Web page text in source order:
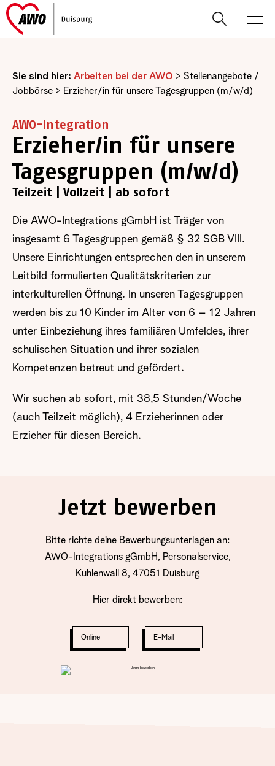
Sie sind hier: Arbeiten bei der AWO > Stellenangebote /
Jobbörse > Erzieher/in für unsere Tagesgruppen (m/w/d)
AWO-Integration
Erzieher/in für unsere
Tagesgruppen (m/w/d)
Teilzeit | Vollzeit | ab sofort
Die AWO-Integrations gGmbH ist Träger von
insgesamt 6 Tagesgruppen gemäß § 32 SGB VIII.
Unsere Einrichtungen entsprechen den in unserem
Leitbild formulierten Qualitätskriterien zur
interkulturellen Öffnung. In unseren Tagesgruppen
werden bis zu 10 Kinder im Alter von 6 – 12 Jahren
unter Einbeziehung ihres familiären Umfeldes, ihrer
schulischen Situation und ihrer sozialen
Kompetenzen betreut und gefördert.
Wir suchen ab sofort, mit 38,5 Stunden/Woche
(auch Teilzeit möglich), 4 Erzieherinnen oder
Erzieher für diesen Bereich.
Jetzt bewerben
Bitte richte deine Bewerbungsunterlagen an:
AWO-Integrations gGmbH, Personalservice,
Kuhlenwall 8, 47051 Duisburg
Hier direkt bewerben:
Online E-Mail